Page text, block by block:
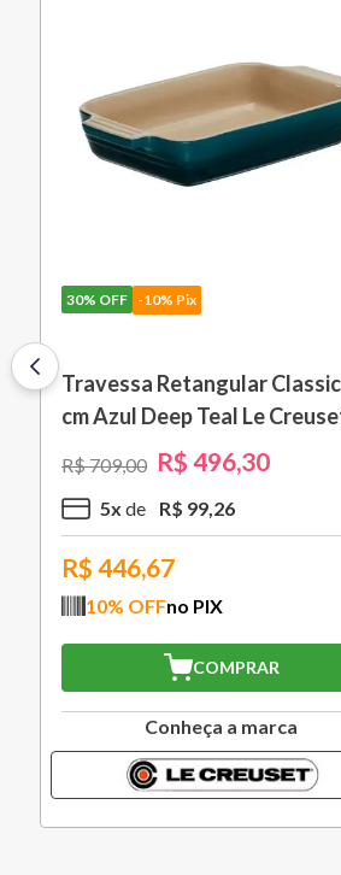
40% OFF -10% Pix
Pincel de Silicone Vênus
Le Creuset
R$209,00 R$ 125,40
1x R$ 125,40
R$ 112,86
10% OFFno PIX
COMPRAR
Conheça a marca